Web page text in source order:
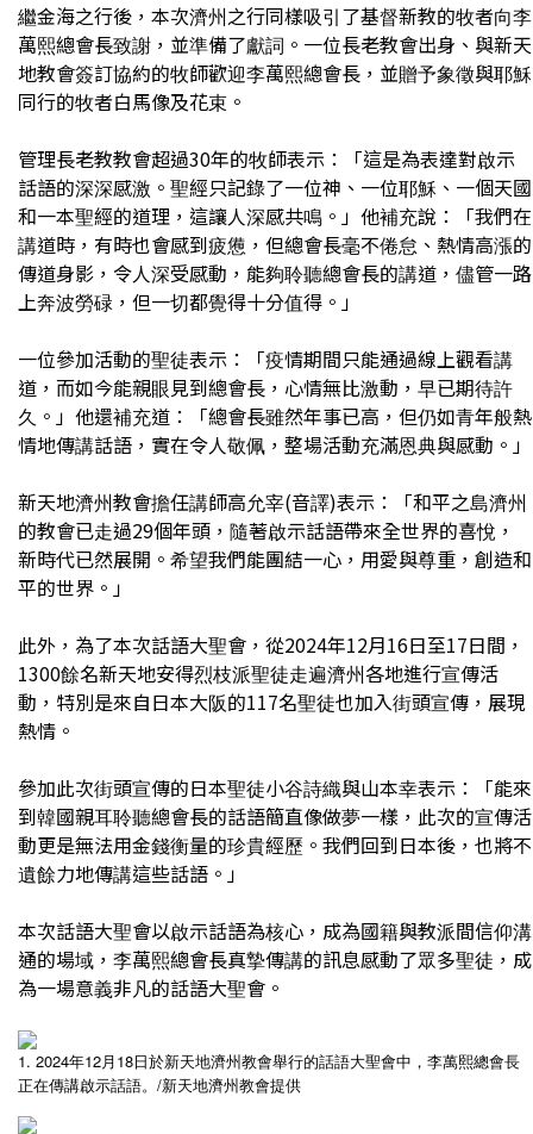
繼金海之行後，本次濟州之行同樣吸引了基督新教的牧者向李
萬熙總會長致謝，並準備了獻詞。一位長老教會出身、與新天
地教會簽訂協約的牧師歡迎李萬熙總會長，並贈予象徵與耶穌
同行的牧者白馬像及花束。
管理長老教教會超過30年的牧師表示：「這是為表達對啟示
話語的深深感激。聖經只記錄了一位神、一位耶穌、一個天國
和一本聖經的道理，這讓人深感共鳴。」他補充說：「我們在
講道時，有時也會感到疲憊，但總會長毫不倦怠、熱情高漲的
傳道身影，令人深受感動，能夠聆聽總會長的講道，儘管一路
上奔波勞碌，但一切都覺得十分值得。」
一位參加活動的聖徒表示：「疫情期間只能通過線上觀看講
道，而如今能親眼見到總會長，心情無比激動，早已期待許
久。」他還補充道：「總會長雖然年事已高，但仍如青年般熱
情地傳講話語，實在令人敬佩，整場活動充滿恩典與感動。」
新天地濟州教會擔任講師高允宰(音譯)表示：「和平之島濟州
的教會已走過29個年頭，隨著啟示話語帶來全世界的喜悅，
新時代已然展開。希望我們能團結一心，用愛與尊重，創造和
平的世界。」
此外，為了本次話語大聖會，從2024年12月16日至17日間，
1300餘名新天地安得烈枝派聖徒走遍濟州各地進行宣傳活
動，特別是來自日本大阪的117名聖徒也加入街頭宣傳，展現
熱情。
參加此次街頭宣傳的日本聖徒小谷詩織與山本幸表示：「能來
到韓國親耳聆聽總會長的話語簡直像做夢一樣，此次的宣傳活
動更是無法用金錢衡量的珍貴經歷。我們回到日本後，也將不
遺餘力地傳講這些話語。」
本次話語大聖會以啟示話語為核心，成為國籍與教派間信仰溝
通的場域，李萬熙總會長真摯傳講的訊息感動了眾多聖徒，成
為一場意義非凡的話語大聖會。
1. 2024年12月 18 日於新天地濟州教會舉行的話語大聖會中，李萬熙總會長
正在傳講啟示話語。 /新天地濟州教會提供